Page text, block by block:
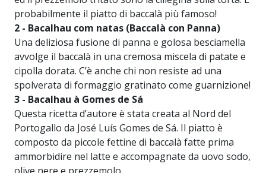
probabilmente il piatto di baccalà più famoso!
2 - Bacalhau com natas (Baccalà con Panna)
Una deliziosa fusione di panna e golosa besciamella
avvolge il baccalà in una cremosa miscela di patate e
cipolla dorata. C’è anche chi non resiste ad una
spolverata di formaggio gratinato come guarnizione!
3 - Bacalhau à Gomes de Sá
Questa ricetta d’autore è stata creata al Nord del
Portogallo da José Luís Gomes de Sá. Il piatto è
composto da piccole fettine di baccalà fatte prima
ammorbidire nel latte e accompagnate da uovo sodo,